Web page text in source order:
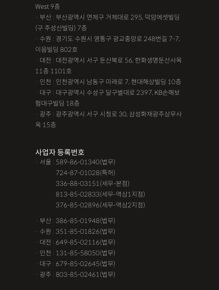
West 9층
· 부산 : 부산광역시 연제구 거제대로 295, 덕암에셋빌딩
(구 주성산빌딩) 7층
· 수원 : 경기도 수원시 영통구 광교중앙로 248번길 7-7,
이음빌딩 802호
· 대전 : 대전광역시 서구 둔산북로 56, 한화생명둔산사옥
11층 1101호
· 인천 : 인천광역시 남동구 미래로 7, 현대해상빌딩 10층
· 대구 : 대구광역시 수성구 달구벌대로 2397, KB손해보
험대구빌딩 18층
· 광주 : 광주광역시 서구 시청로 30, 삼성화재광주상무사
옥 15층
사업자 등록번호
· 서울 : 589-86-01340(법무)
724-87-01028(특허)
336-88-03151(세무-본점)
813-85-02833(세무-역삼1지점)
376-85-02896(세무-역삼2지점)
· 부산 : 386-85-01948(법무)
· 수원 : 351-85-01826(법무)
· 대전 : 649-85-02116(법무)
· 인천 : 131-85-58050(법무)
· 대구 : 679-85-02645(법무)
· 광주 : 803-85-02461(법무)